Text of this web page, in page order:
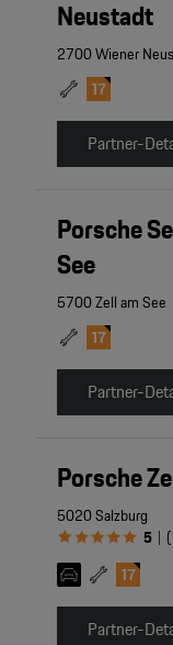
Neustadt
2700 Wiener
Partner-
Porsche
See
5700 Zell am See
Partner-
Porsche
5020 Salzburg
5 | (
Partner-